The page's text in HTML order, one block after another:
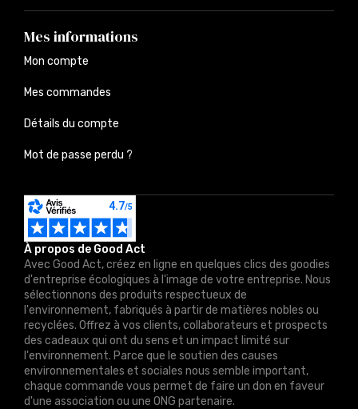
À propos de Good Act
Avec Good Act, créez en ligne en quelques clics des goodies
d'entreprise écologiques à l'image de votre entreprise. Nous
sélectionnons des produits respectueux de
l'environnement, fabriqués à partir de matières nobles ou
recyclées. Offrez à vos clients, collaborateurs et prospects
des cadeaux qui ont du sens et un impact limité sur
l'environnement. Parce que le soutien des causes
environnementales et sociales nous semble important,
chaque commande vous permet de faire un don en faveur
d'une association ou une ONG partenaire.
Mes informations
Mon compte
Mes commandes
Détails du compte
Mot de passe perdu ?